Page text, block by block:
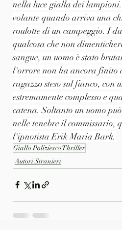
nella luce gialla dei
volante quando arriva una
roulotte di un campeggio. I
qualcosa che non
sangue, un uomo è stato
l'orrore non ha ancora finito
ragazzo steso sul fianco, con
estremamente complesso e
catena. Soltanto un uomo
nelle tenebre il commissario,
l'ipnotista Erik Maria Bark.
Giallo Poliziesco Thriller
Autori Stranieri